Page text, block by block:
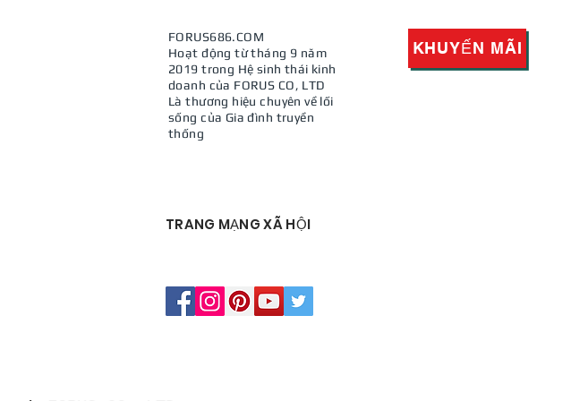
FORUS686.COM
Hoạt động từ tháng 9 năm
2019 trong Hệ sinh thái kinh
doanh của FORUS CO, LTD
Là thương hiệu chuyên về lối
sống của Gia đình truyền
thống
​TRANG MẠNG XÃ HỘI
KHUYẾN MÃI